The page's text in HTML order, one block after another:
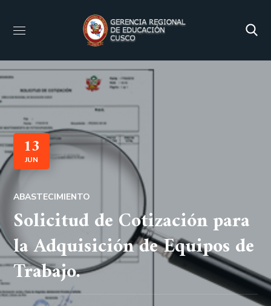
13
JUN
ABASTECIMIENTO
Solicitud de Cotización para
la Adquisición de Equipos de
Trabajo.